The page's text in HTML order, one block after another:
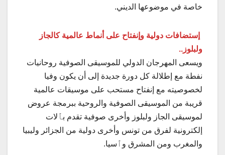
خاصة في موضوعها الديني.
إستضافات دولية وإنفتاح على أنماط عالمية كالجاز
ولبلوز..
ويسعى المهرجان الدولي للموسيقى الصوفية روحانيات
نفطة مع إطلالة كل دورة جديدة إلى أن يكون وفيا
لخصوصيته مع إنفتاح مستحب على موسيقات عالمية
قريبة من الموسيقى الصوفية والروحية ببرمجة عروض
لموسيقى الجاز ولبلوز وأخرى صوفية تقدم بٱلات
إلكترونية لفرق من تونس وأخرى دولية من الجزائر وليبيا
والمغرب ومن المشرق وٱسيا.